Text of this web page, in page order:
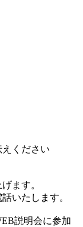
ください
ます。
いたします。
説明会に参加